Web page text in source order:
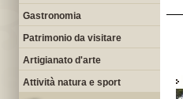
Gastronomia
Patrimonio da visitare
Artigianato d'arte
Attività natura e sport